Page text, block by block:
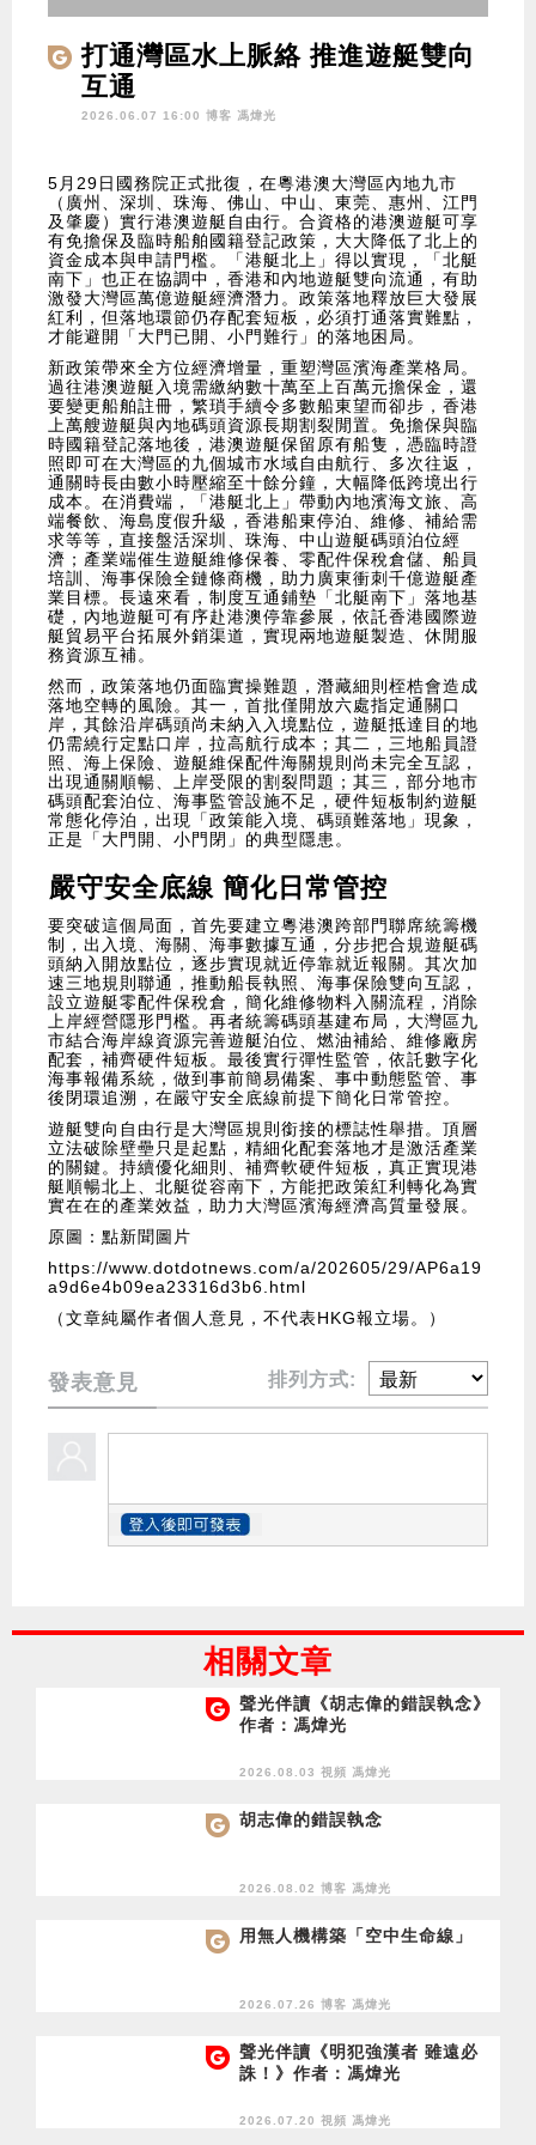
打通灣區水上脈絡 推進遊艇雙向
互通
2026.06.07 16:00 博客 馮煒光
5月29日國務院正式批復，在粵港澳大灣區內地九市
（廣州、深圳、珠海、佛山、中山、東莞、惠州、江門
及肇慶）實行港澳遊艇自由行。合資格的港澳遊艇可享
有免擔保及臨時船舶國籍登記政策，大大降低了北上的
資金成本與申請門檻。「港艇北上」得以實現，「北艇
南下」也正在協調中，香港和內地遊艇雙向流通，有助
激發大灣區萬億遊艇經濟潛力。政策落地釋放巨大發展
紅利，但落地環節仍存配套短板，必須打通落實難點，
才能避開「大門已開、小門難行」的落地困局。
新政策帶來全方位經濟增量，重塑灣區濱海產業格局。
過往港澳遊艇入境需繳納數十萬至上百萬元擔保金，還
要變更船舶註冊，繁瑣手續令多數船東望而卻步，香港
上萬艘遊艇與內地碼頭資源長期割裂閒置。免擔保與臨
時國籍登記落地後，港澳遊艇保留原有船隻，憑臨時證
照即可在大灣區的九個城市水域自由航行、多次往返，
通關時長由數小時壓縮至十餘分鐘，大幅降低跨境出行
成本。在消費端，「港艇北上」帶動內地濱海文旅、高
端餐飲、海島度假升級，香港船東停泊、維修、補給需
求等等，直接盤活深圳、珠海、中山遊艇碼頭泊位經
濟；產業端催生遊艇維修保養、零配件保稅倉儲、船員
培訓、海事保險全鏈條商機，助力廣東衝刺千億遊艇產
業目標。長遠來看，制度互通鋪墊「北艇南下」落地基
礎，內地遊艇可有序赴港澳停靠參展，依託香港國際遊
艇貿易平台拓展外銷渠道，實現兩地遊艇製造、休閒服
務資源互補。
然而，政策落地仍面臨實操難題，潛藏細則桎梏會造成
落地空轉的風險。其一，首批僅開放六處指定通關口
岸，其餘沿岸碼頭尚未納入入境點位，遊艇抵達目的地
仍需繞行定點口岸，拉高航行成本；其二，三地船員證
照、海上保險、遊艇維保配件海關規則尚未完全互認，
出現通關順暢、上岸受限的割裂問題；其三，部分地市
碼頭配套泊位、海事監管設施不足，硬件短板制約遊艇
常態化停泊，出現「政策能入境、碼頭難落地」現象，
正是「大門開、小門閉」的典型隱患。
嚴守安全底線 簡化日常管控
要突破這個局面，首先要建立粵港澳跨部門聯席統籌機
制，出入境、海關、海事數據互通，分步把合規遊艇碼
頭納入開放點位，逐步實現就近停靠就近報關。其次加
速三地規則聯通，推動船長執照、海事保險雙向互認，
設立遊艇零配件保稅倉，簡化維修物料入關流程，消除
上岸經營隱形門檻。再者統籌碼頭基建布局，大灣區九
市結合海岸線資源完善遊艇泊位、燃油補給、維修廠房
配套，補齊硬件短板。最後實行彈性監管，依託數字化
海事報備系統，做到事前簡易備案、事中動態監管、事
後閉環追溯，在嚴守安全底線前提下簡化日常管控。
遊艇雙向自由行是大灣區規則銜接的標誌性舉措。頂層
立法破除壁壘只是起點，精細化配套落地才是激活產業
的關鍵。持續優化細則、補齊軟硬件短板，真正實現港
艇順暢北上、北艇從容南下，方能把政策紅利轉化為實
實在在的產業效益，助力大灣區濱海經濟高質量發展。
原圖：點新聞圖片
https://www.dotdotnews.com/a/202605/29/AP6a19
a9d6e4b09ea23316d3b6.html
（文章純屬作者個人意見，不代表HKG報立場。）
發表意見 排列方式:
相關文章
聲光伴讀《胡志偉的錯誤執念》
作者：馮煒光
2026.08.03 視頻 馮煒光
胡志偉的錯誤執念
2026.08.02 博客 馮煒光
用無人機構築「空中生命線」
2026.07.26 博客 馮煒光
聲光伴讀《明犯強漢者 雖遠必
誅！》作者：馮煒光
2026.07.20 視頻 馮煒光